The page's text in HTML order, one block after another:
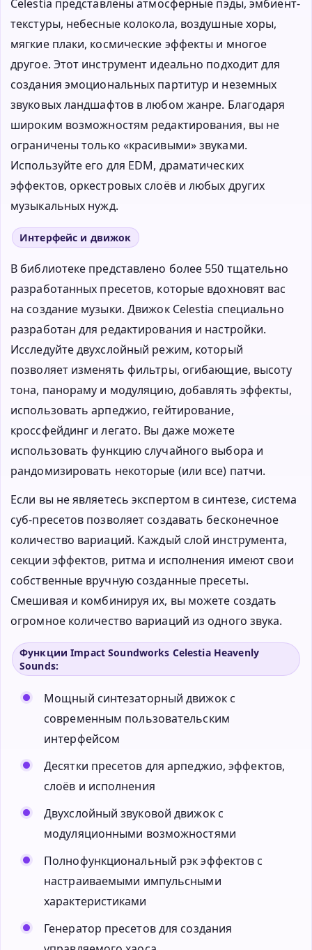
Celestia представлены атмосферные пэды, эмбиент-
текстуры, небесные колокола, воздушные хоры,
мягкие плаки, космические эффекты и многое
другое. Этот инструмент идеально подходит для
создания эмоциональных партитур и неземных
звуковых ландшафтов в любом жанре. Благодаря
широким возможностям редактирования, вы не
ограничены только «красивыми» звуками.
Используйте его для EDM, драматических
эффектов, оркестровых слоёв и любых других
музыкальных нужд.
Интерфейс и движок
В библиотеке представлено более 550 тщательно
разработанных пресетов, которые вдохновят вас
на создание музыки. Движок Celestia специально
разработан для редактирования и настройки.
Исследуйте двухслойный режим, который
позволяет изменять фильтры, огибающие, высоту
тона, панораму и модуляцию, добавлять эффекты,
использовать арпеджио, гейтирование,
кроссфейдинг и легато. Вы даже можете
использовать функцию случайного выбора и
рандомизировать некоторые (или все) патчи.
Если вы не являетесь экспертом в синтезе, система
суб-пресетов позволяет создавать бесконечное
количество вариаций. Каждый слой инструмента,
секции эффектов, ритма и исполнения имеют свои
собственные вручную созданные пресеты.
Смешивая и комбинируя их, вы можете создать
огромное количество вариаций из одного звука.
Функции Impact Soundworks Celestia Heavenly
Sounds:
Мощный синтезаторный движок с
современным пользовательским
интерфейсом
Десятки пресетов для арпеджио, эффектов,
слоёв и исполнения
Двухслойный звуковой движок с
модуляционными возможностями
Полнофункциональный рэк эффектов с
настраиваемыми импульсными
характеристиками
Генератор пресетов для создания